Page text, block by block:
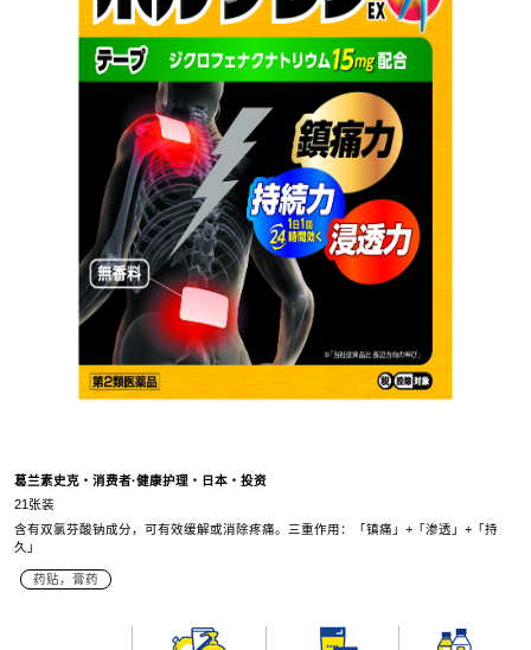
葛兰素史克・消费者·健康护理・日本・投资
21张装
含有双氯芬酸钠成分，可有效缓解或消除疼痛。三重作用：「镇痛」+「渗透」+「持
久」
药贴，膏药